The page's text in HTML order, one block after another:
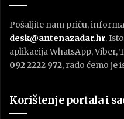
Pošaljite nam priču,
desk@antenazadar.hr.
aplikacija WhatsApp, Viber,
092 2222 972, rado ćemo je
Korištenje portala i